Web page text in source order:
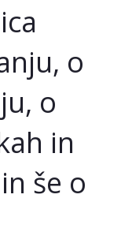
o
o
in
še o